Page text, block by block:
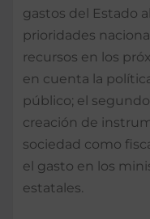
gastos del Estado
prioridades
recursos en los
en cuenta la
público; el
creación de
sociedad como
el gasto en los
estatales.